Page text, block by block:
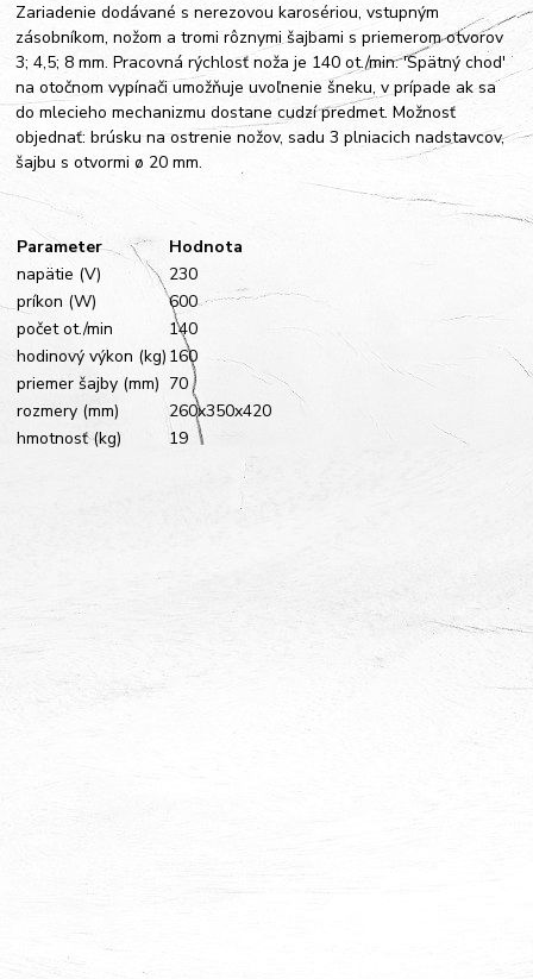
Zariadenie dodávané s nerezovou karosériou, vstupným
zásobníkom, nožom a tromi rôznymi šajbami s priemerom otvorov
3; 4,5; 8 mm. Pracovná rýchlosť noža je 140 ot./min. 'Spätný chod'
na otočnom vypínači umožňuje uvoľnenie šneku, v prípade ak sa
do mlecieho mechanizmu dostane cudzí predmet. Možnosť
objednať: brúsku na ostrenie nožov, sadu 3 plniacich nadstavcov,
šajbu s otvormi ø 20 mm.
Parameter
Hodnota
napätie (V)
230
príkon (W)
600
počet ot./min
140
hodinový výkon (kg) 160
priemer šajby (mm) 70
rozmery (mm)
260x350x420
hmotnosť (kg)
19